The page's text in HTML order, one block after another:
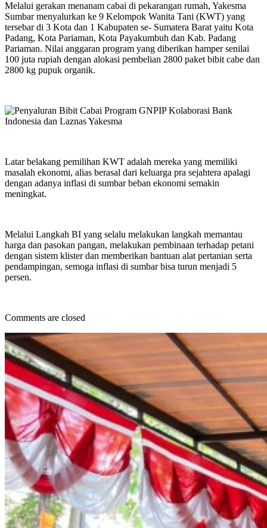
Melalui gerakan menanam cabai di pekarangan rumah, Yakesma
Sumbar menyalurkan ke 9 Kelompok Wanita Tani (KWT) yang
tersebar di 3 Kota dan 1 Kabupaten se- Sumatera Barat yaitu Kota
Padang, Kota Pariaman, Kota Payakumbuh dan Kab. Padang
Pariaman. Nilai anggaran program yang diberikan hamper senilai
100 juta rupiah dengan alokasi pembelian 2800 paket bibit cabe dan
2800 kg pupuk organik.
Latar belakang pemilihan KWT adalah mereka yang memiliki
masalah ekonomi, alias berasal dari keluarga pra sejahtera apalagi
dengan adanya inflasi di sumbar beban ekonomi semakin
meningkat.
Melalui Langkah BI yang selalu melakukan langkah memantau
harga dan pasokan pangan, melakukan pembinaan terhadap petani
dengan sistem klister dan memberikan bantuan alat pertanian serta
pendampingan, semoga inflasi di sumbar bisa turun menjadi 5
persen.
Comments are closed